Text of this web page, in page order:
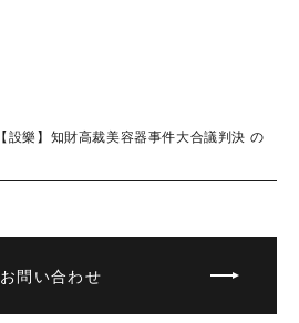
【設樂】知財高裁美容器事件大合議判決 の
お問い合わせ